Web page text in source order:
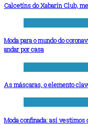
Calcetíns do Xabarín Club,
Moda para o mundo do
andar por casa
As máscaras, o elemento
Moda confinada: así vestimos